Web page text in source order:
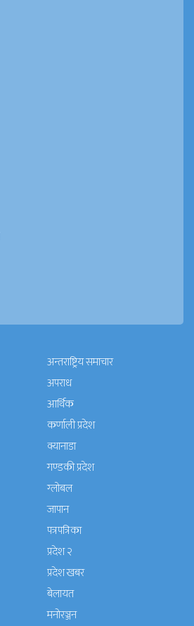
अन्तराष्ट्रिय समाचार
अपराध
आर्थिक
कर्णाली प्रदेश
क्यानाडा
गण्डकी प्रदेश
ग्लोबल
जापान
पत्रपत्रिका
प्रदेश २
प्रदेश खबर
बेलायत
मनाेरञ्जन